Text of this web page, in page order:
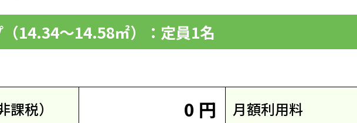
14.34～14.58㎡）：定員1名
課税）
0 円 月額利用料